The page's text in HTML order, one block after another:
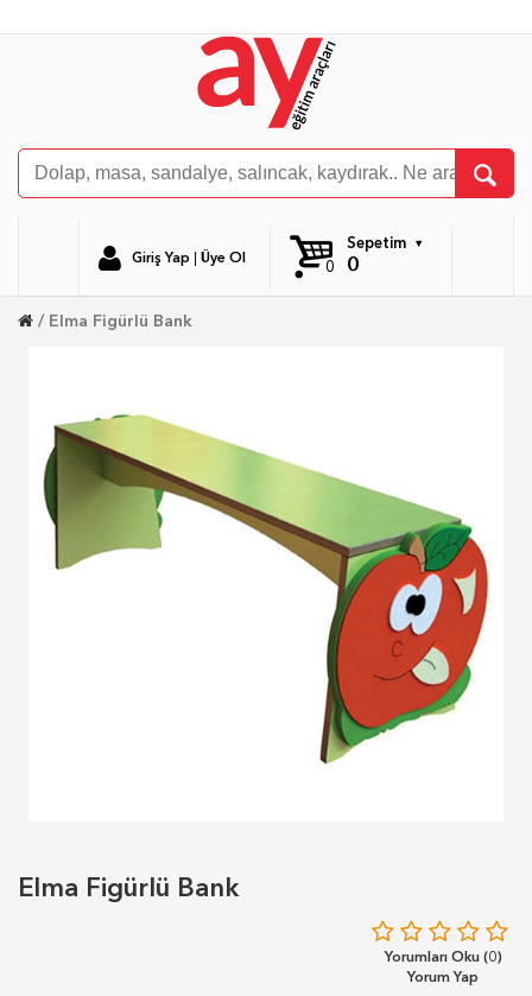
Giriş Yap Üye Ol
Sepetim
0
0
Elma Figürlü Bank
Elma Figürlü Bank
Yorumları Oku (0)
Yorum Yap